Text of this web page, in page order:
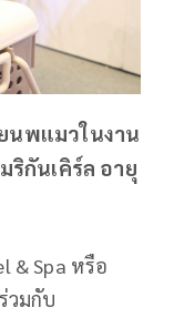
นพแมวในงาน
ริกันเคิร์ล อายุ
& Spa หรือ
วมกับ